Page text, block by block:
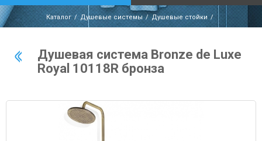
Каталог Душевые системы Душевые стойки
Душевая система Bronze de Luxe
Royal 10118R бронза